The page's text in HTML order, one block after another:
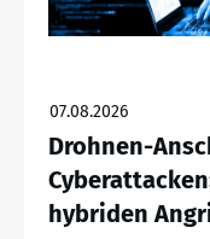
07.08.2026
Drohnen-
hybriden